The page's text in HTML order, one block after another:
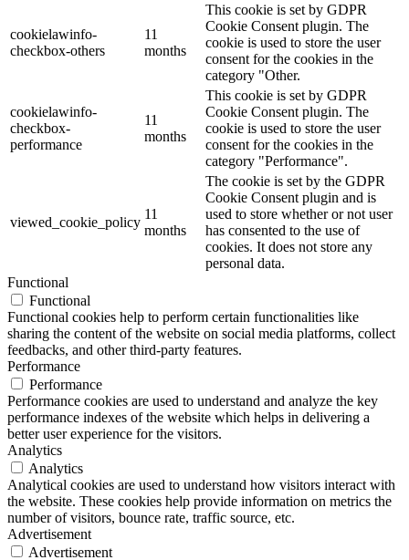
cookielawinfo-
checkbox-others
11
months
This cookie is set by GDPR
Cookie Consent plugin. The
cookie is used to store the user
consent for the cookies in the
category "Other.
cookielawinfo-
checkbox-
performance
11
months
This cookie is set by GDPR
Cookie Consent plugin. The
cookie is used to store the user
consent for the cookies in the
category "Performance".
viewed_cookie_policy
11
months
The cookie is set by the GDPR
Cookie Consent plugin and is
used to store whether or not user
has consented to the use of
cookies. It does not store any
personal data.
Functional
Functional
Functional cookies help to perform certain functionalities like
sharing the content of the website on social media platforms, collect
feedbacks, and other third-party features.
Performance
Performance
Performance cookies are used to understand and analyze the key
performance indexes of the website which helps in delivering a
better user experience for the visitors.
Analytics
Analytics
Analytical cookies are used to understand how visitors interact with
the website. These cookies help provide information on metrics the
number of visitors, bounce rate, traffic source, etc.
Advertisement
Advertisement